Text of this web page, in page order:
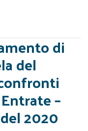
di
del
–
2020